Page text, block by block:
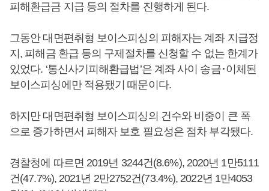
피해환급금 지급 등의 절차를 진행하게 된다.
그동안 대면편취형 보이스피싱의 피해자는 계좌 지급정
지, 피해금 환급 등의 구제절차를 신청할 수 없는 한계가
있었다. ‘통신사기피해환급법’은 계좌 사이 송금･이체된
보이스피싱에만 적용됐기 때문이다.
하지만 대면편취형 보이스피싱의 건수와 비중이 큰 폭
으로 증가하면서 피해자 보호 필요성은 점차 부각됐다.
경찰청에 따르면 2019년 3244건(8.6%), 2020년 1만5111
건(47.7%), 2021년 2만2752건(73.4%), 2022년 1만4053